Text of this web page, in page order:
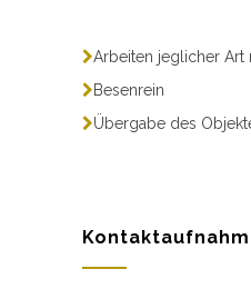
Arbeiten jeglicher Art
Besenrein
Übergabe des